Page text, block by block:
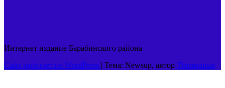
Интернет издание Барабинского района
Сайт работает на WordPress | Тема: Newsup, автор Themeansar